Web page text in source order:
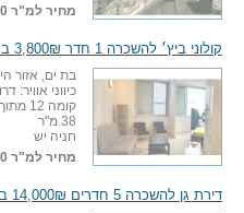
מחיר למ"ר ₪
קולוני ביץ׳ להשכרה 1 חדר 3,800₪ בחודש
בת ים, אזור
כיווני אוויר:
קומה 12 מתוך 13, נוף לים, שטח הדירה בקולוני ביץ׳
38 מ"ר
חניה יש
מחיר למ"ר
דירת גן להשכרה 5 חדרים 14,000₪ בחודש